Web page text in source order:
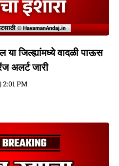
या जिल्ह्यांमध्ये वादळी पाऊस
अलर्ट जारी
2:01 PM